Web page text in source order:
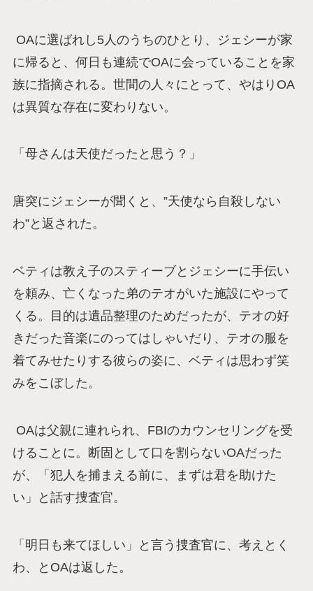
OAに選ばれし5人のうちのひとり、ジェシーが家
に帰ると、何日も連続でOAに会っていることを家
族に指摘される。世間の人々にとって、やはりOA
は異質な存在に変わりない。
「母さんは天使だったと思う？」
唐突にジェシーが聞くと、”天使なら自殺しない
わ”と返された。
ベティは教え子のスティーブとジェシーに手伝い
を頼み、亡くなった弟のテオがいた施設にやって
くる。目的は遺品整理のためだったが、テオの好
きだった音楽にのってはしゃいだり、テオの服を
着てみせたりする彼らの姿に、ベティは思わず笑
みをこぼした。
OAは父親に連れられ、FBIのカウンセリングを受
けることに。断固として口を割らないOAだった
が、「犯人を捕まえる前に、まずは君を助けた
い」と話す捜査官。
「明日も来てほしい」と言う捜査官に、考えとく
わ、とOAは返した。